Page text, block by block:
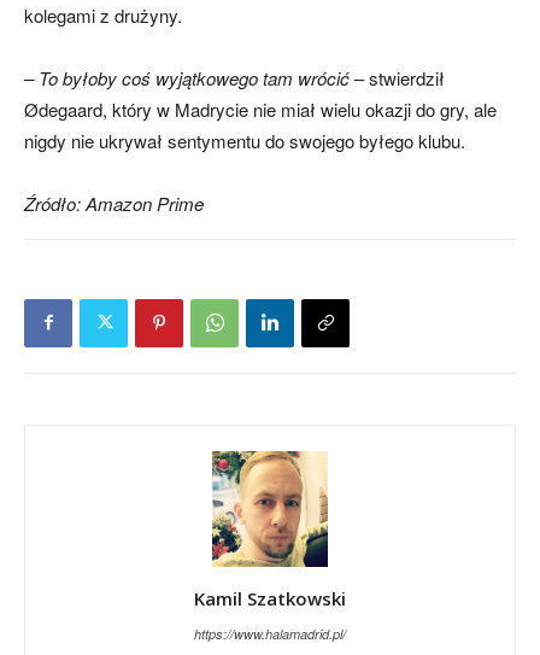
kolegami z drużyny.
– To byłoby coś wyjątkowego tam wrócić– stwierdził
Ødegaard, który w Madrycie nie miał wielu okazji do gry, ale
nigdy nie ukrywał sentymentu do swojego byłego klubu.
Źródło: Amazon Prime
Kamil Szatkowski
https://www.halamadrid.pl/